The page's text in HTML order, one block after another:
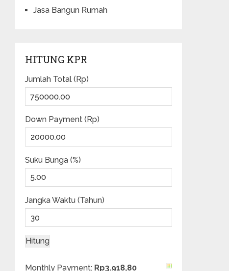
Jasa Bangun Rumah
HITUNG KPR
Jumlah Total (Rp)
Down Payment (Rp)
Suku Bunga (%)
Jangka Waktu (Tahun)
Monthly Payment: Rp3.918,80